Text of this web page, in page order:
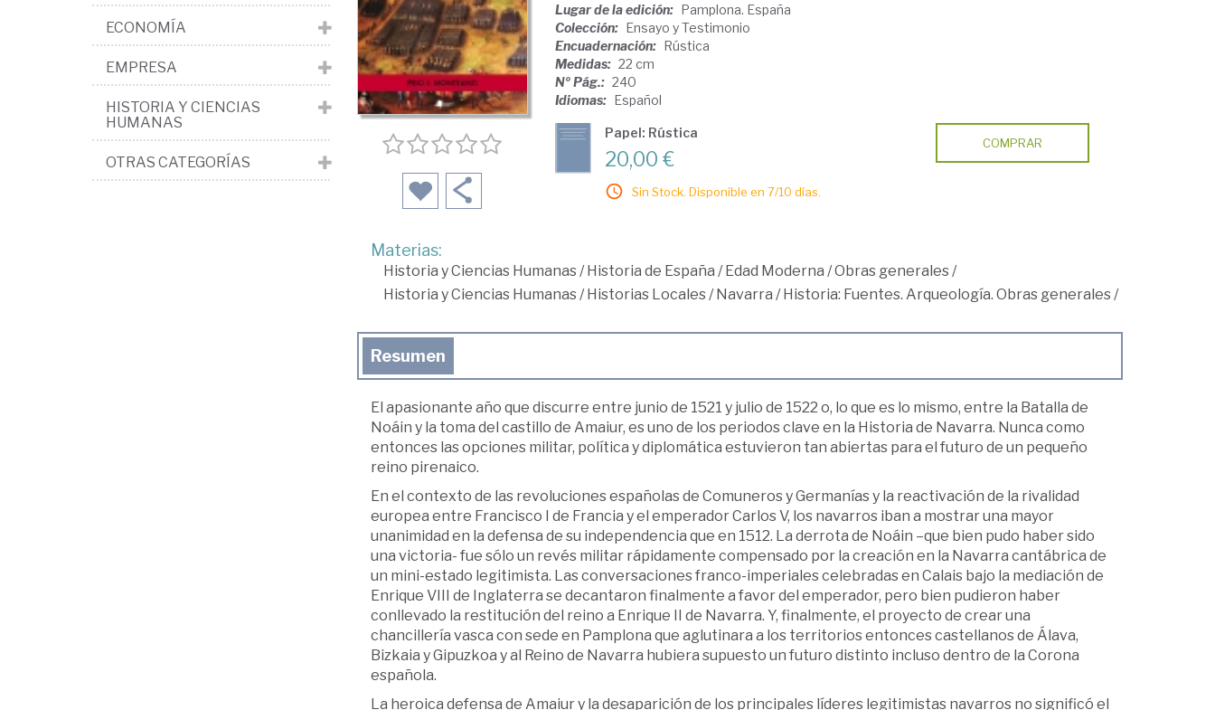
Lugar de la edición: Pamplona. España
Colección: Ensayo y Testimonio
Encuadernación: Rústica
Medidas: 22 cm
Nº Pág.: 240
Idiomas: Español
Papel: Rústica
20,00 €
Sin Stock. Disponible en 7/10 días.
COMPRAR
Materias:
Historia y Ciencias Humanas/Historia de España /Edad Moderna /Obras generales/
Historia y Ciencias Humanas/Historias Locales/Navarra /Historia: Fuentes. Arqueología. Obras generales/
Resumen
El apasionante año que discurre entre junio de 1521 y julio de 1522 o, lo que es lo mismo, entre la Batalla de
Noáin y la toma del castillo de Amaiur, es uno de los periodos clave en la Historia de Navarra. Nunca como
entonces las opciones militar, política y diplomática estuvieron tan abiertas para el futuro de un pequeño
reino pirenaico.
En el contexto de las revoluciones españolas de Comuneros y Germanías y la reactivación de la rivalidad
europea entre Francisco I de Francia y el emperador Carlos V, los navarros iban a mostrar una mayor
unanimidad en la defensa de su independencia que en 1512. La derrota de Noáin –que bien pudo haber sido
una victoria- fue sólo un revés militar rápidamente compensado por la creación en la Navarra cantábrica de
un mini-estado legitimista. Las conversaciones franco-imperiales celebradas en Calais bajo la mediación de
Enrique VIII de Inglaterra se decantaron finalmente a favor del emperador, pero bien pudieron haber
conllevado la restitución del reino a Enrique II de Navarra. Y, finalmente, el proyecto de crear una
chancillería vasca con sede en Pamplona que aglutinara a los territorios entonces castellanos de Álava,
Bizkaia y Gipuzkoa y al Reino de Navarra hubiera supuesto un futuro distinto incluso dentro de la Corona
española.
La heroica defensa de Amaiur y la desaparición de los principales líderes legitimistas navarros no significó el
ECONOMÍA
EMPRESA
HISTORIA Y CIENCIAS
HUMANAS
OTRAS CATEGORÍAS